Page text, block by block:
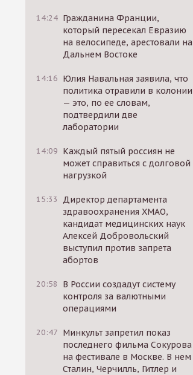
14:24 Гражданина Франции,
который пересекал Евразию
на велосипеде, арестовали на
Дальнем Востоке
14:16 Юлия Навальная заявила, что
политика отравили в колонии
— это, по ее словам,
подтвердили две
лаборатории
14:09 Каждый пятый россиян не
может справиться с долговой
нагрузкой
15:33
Директор департамента
здравоохранения ХМАО,
кандидат медицинских наук
Алексей Добровольский
выступил против запрета
абортов
20:58
В России создадут систему
контроля за валютными
операциями
20:47 Минкульт запретил показ
последнего фильма Сокурова
на фестивале в Москве. В нем
Сталин, Черчилль, Гитлер и